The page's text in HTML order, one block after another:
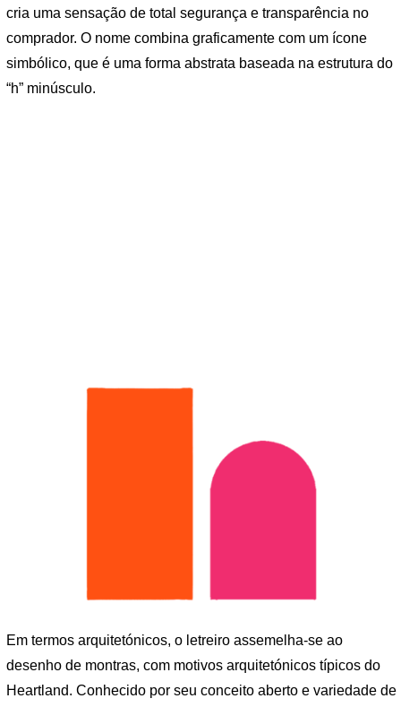
cria uma sensação de total segurança e transparência no
comprador. O nome combina graficamente com um ícone
simbólico, que é uma forma abstrata baseada na estrutura do
“h” minúsculo.
Em termos arquitetónicos, o letreiro assemelha-se ao
desenho de montras, com motivos arquitetónicos típicos do
Heartland. Conhecido por seu conceito aberto e variedade de